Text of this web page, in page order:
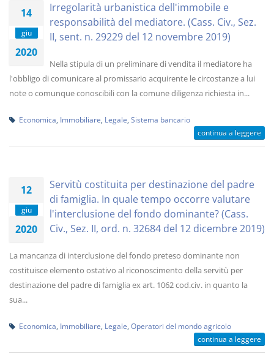
14
giu
2020
Irregolarità urbanistica dell'immobile e
responsabilità del mediatore. (Cass. Civ., Sez.
II, sent. n. 29229 del 12 novembre 2019)
Nella stipula di un preliminare di vendita il mediatore ha
l'obbligo di comunicare al promissario acquirente le circostanze a lui
note o comunque conoscibili con la comune diligenza richiesta in...
Economica Immobiliare Legale Sistema bancario
continua a leggere
12
giu
2020
Servitù costituita per destinazione del padre
di famiglia. In quale tempo occorre valutare
l'interclusione del fondo dominante? (Cass.
Civ., Sez. II, ord. n. 32684 del 12 dicembre 2019)
La mancanza di interclusione del fondo preteso dominante non
costituisce elemento ostativo al riconoscimento della servitù per
destinazione del padre di famiglia ex art. 1062 cod.civ. in quanto la
sua...
Economica Immobiliare Legale Operatori del mondo agricolo
continua a leggere